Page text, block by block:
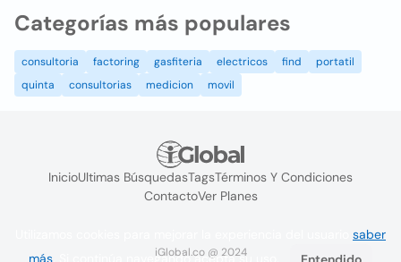
Categorías más populares
consultoria factoring gasfiteria electricos find
portatil
quinta
consultorias medicion movil
InicioUltimas BúsquedasTagsTérminos Y Condiciones
ContactoVer Planes
iGlobal.co @ 2024
saber
más . Si continúa navegando acepta su uso.